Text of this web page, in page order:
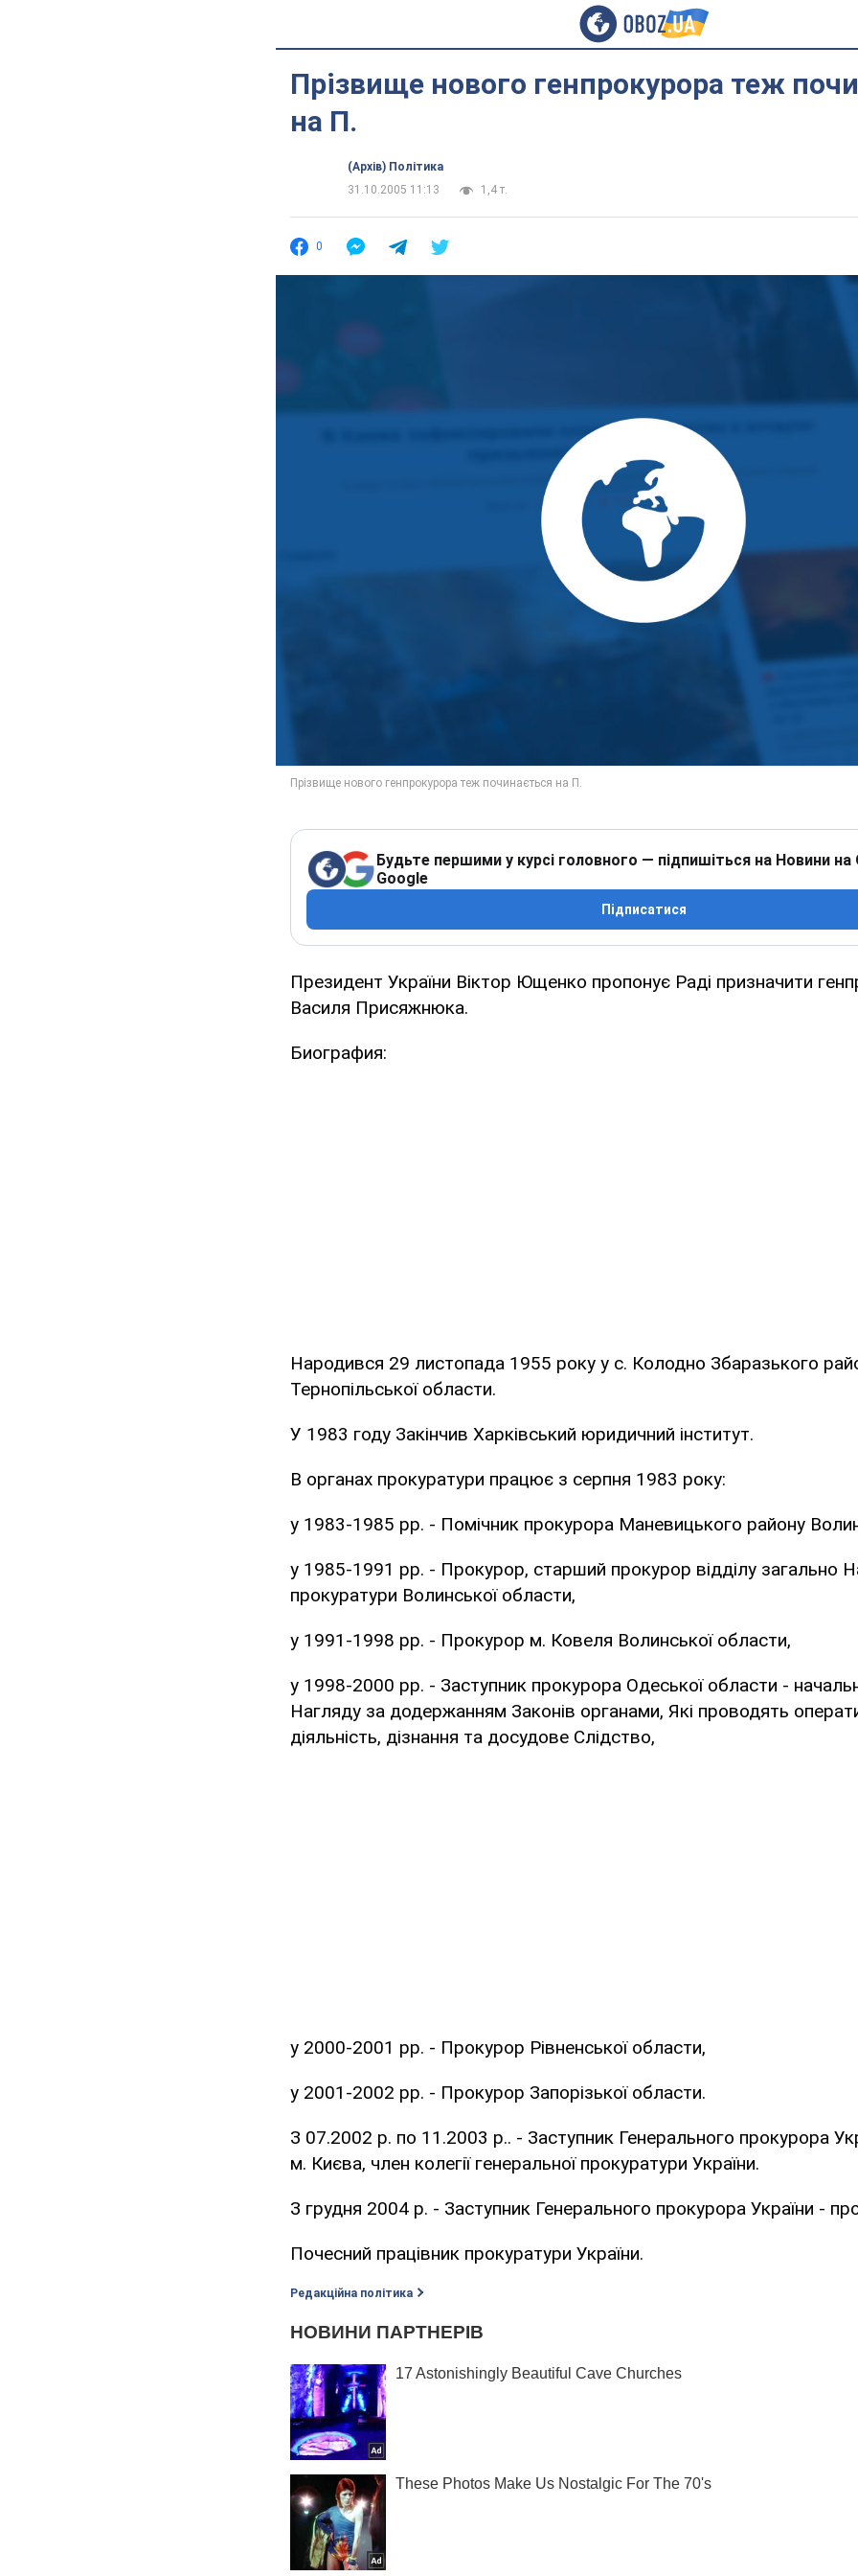
Прізвище нового генпрокурора теж
на П.
(Архів) Політика
31.10.2005 11:13
1,4 т.
0
Будьте першими у курсі головного — підпишіться на Новини на
Google
Підписатися
Президент України Віктор Ющенко пропонує Раді призначити
Василя Присяжнюка.
Биография:
Народився 29 листопада 1955 року у с. Колодно Збаразького
Тернопільської области.
У 1983 году Закінчив Харківський юридичний інститут.
В органах прокуратури працює з серпня 1983 року:
у 1983-1985 рр. - Помічник прокурора Маневицького району
у 1985-1991 рр. - Прокурор, старший прокурор відділу загально
прокуратури Волинської области,
у 1991-1998 рр. - Прокурор м. Ковеля Волинської области,
у 1998-2000 рр. - Заступник прокурора Одеської области -
Нагляду за додержанням Законів органами, Які проводять
діяльність, дізнання та досудове Слідство,
у 2000-2001 рр. - Прокурор Рівненської области,
у 2001-2002 рр. - Прокурор Запорізької области.
З 07.2002 р. по 11.2003 р.. - Заступник Генерального прокурора
м. Києва, член колегії генеральної прокуратури України.
З грудня 2004 р. - Заступник Генерального прокурора України -
Почесний працівник прокуратури України.
Редакційна політика